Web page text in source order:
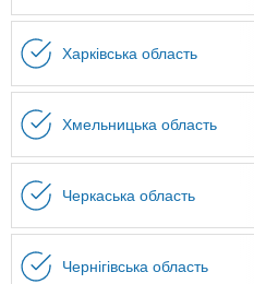
Харківська область
Хмельницька область
Черкаська область
Чернігівська область